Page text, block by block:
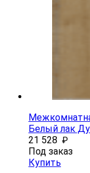
Белый лак
21 528 ₽
Под заказ
Купить